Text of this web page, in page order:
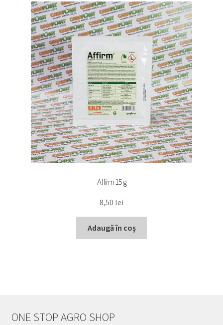
Affirm 15 g
8,50 lei
Adaugă în coș
ONE STOP AGRO SHOP